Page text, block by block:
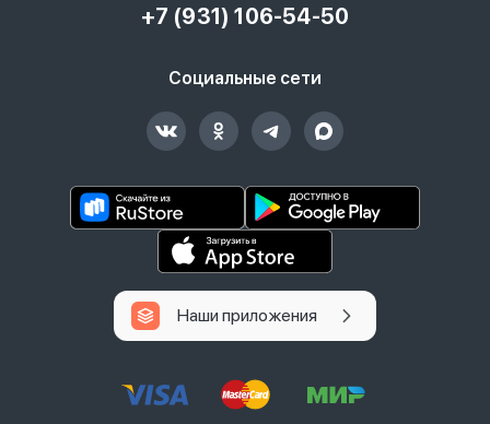
+7 (931) 106-54-50
Социальные сети
Наши приложения